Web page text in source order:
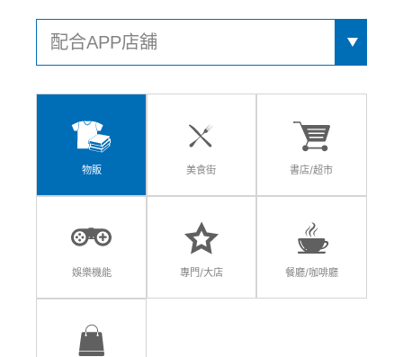
物販 美食街 書店/超市
娛樂機能 專門/大店 餐廳/咖啡廳